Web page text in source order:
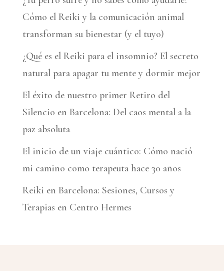
t
e
:
Cómo el Reiki y la comunicación animal
transforman su bienestar (y el tuyo)
¿Qué es el Reiki para el insomnio? El secreto
natural para apagar tu mente y dormir mejor
El éxito de nuestro primer Retiro del
Silencio en Barcelona: Del caos mental a la
paz absoluta
El inicio de un viaje cuántico: Cómo nació
mi camino como terapeuta hace 30 años
Reiki en Barcelona: Sesiones, Cursos y
Terapias en Centro Hermes